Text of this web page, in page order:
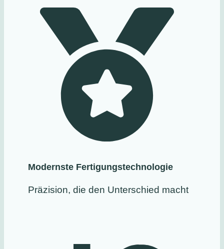
Modernste Fertigungstechnologie
Präzision, die den Unterschied macht